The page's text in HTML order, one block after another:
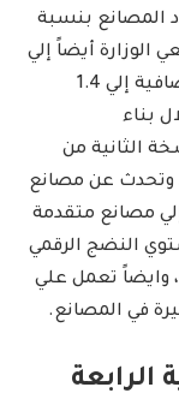
المصانع بنسبة
الوزارة أيضاً إلي
الوصول بحجم الإستثمارات الصناعية الإضافية إلي 1.4
بناء
الثانية من
وتحدث عن مصانع
مصانع متقدمة
النضج الرقمي
وايضاً تعمل علي
في المصانع.
الرابعة